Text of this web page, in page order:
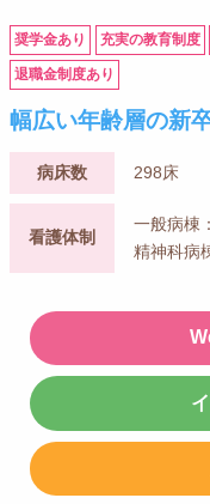
奨学金あり 充実の教育制度
退職金制度あり
幅広い年齢層の新
病床数 298床
看護体制
一般病棟
精神科病